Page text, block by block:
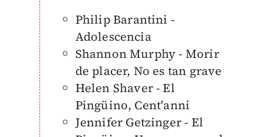
Philip Barantini -
Adolescencia
Shannon Murphy - Morir
de placer, No es tan grave
Helen Shaver - El
Pingüino, Cent'anni
Jennifer Getzinger - El